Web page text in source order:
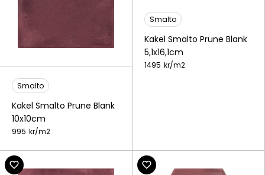
Smalto
Kakel Smalto Prune Blank
10x10cm
995 kr/m2
Smalto
Kakel Smalto Prune Blank
5,1x16,1cm
1495 kr/m2